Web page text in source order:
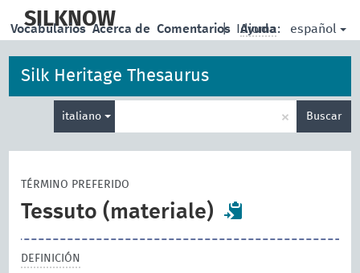
main
SILKNOW | Idioma: español
Vocabularios Acerca de Comentarios Ayuda
Silk Heritage Thesaurus
italiano × Buscar
TÉRMINO PREFERIDO
Tessuto (materiale)
DEFINICIÓN